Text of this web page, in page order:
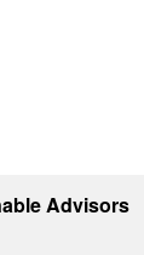
Advisors